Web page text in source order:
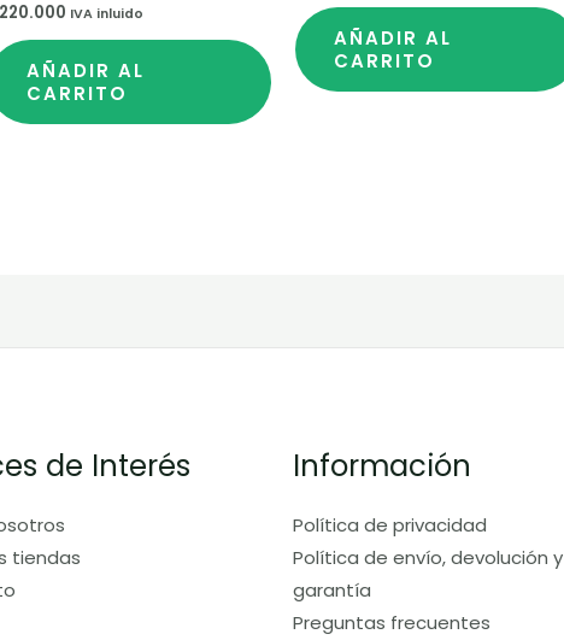
220.000 IVA inluido
AÑADIR AL
CARRITO
AÑADIR AL
CARRITO
de Interés
tiendas
Información
Política de privacidad
Política de envío, devolución y
garantía
Preguntas frecuentes